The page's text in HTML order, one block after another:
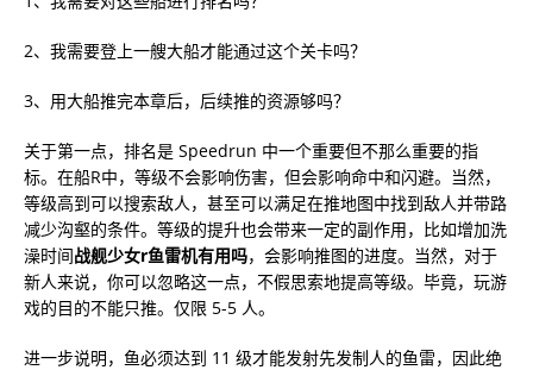
2、我需要登上一艘大船才能通过这个关卡吗？
3、用大船推完本章后，后续推的资源够吗？
关于第一点，排名是 Speedrun 中一个重要但不那么重要的指
标。在船R中，等级不会影响伤害，但会影响命中和闪避。当然，
等级高到可以搜索敌人，甚至可以满足在推地图中找到敌人并带路
减少沟壑的条件。等级的提升也会带来一定的副作用，比如增加洗
澡时间战舰少女r鱼雷机有用吗，会影响推图的进度。当然，对于
新人来说，你可以忽略这一点，不假思索地提高等级。毕竟，玩游
戏的目的不能只推。仅限 5-5 人。
进一步说明，鱼必须达到 11 级才能发射先发制人的鱼雷，因此绝